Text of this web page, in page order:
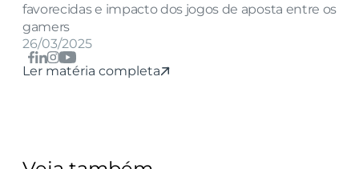
favorecidas e impacto dos jogos de aposta entre os
gamers
26/03/2025
Ler matéria completa